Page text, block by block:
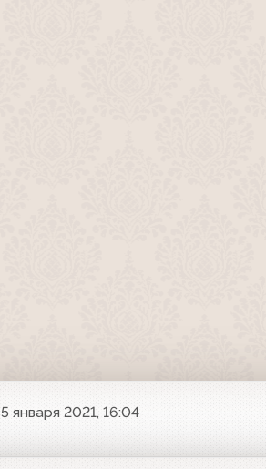
5 января 2021, 16:04